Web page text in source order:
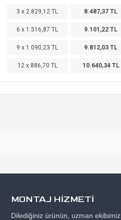
3 x 2.829,12 TL 8.487,37 TL
6 x 1.516,87 TL 9.101,22 TL
9 x 1.090,23 TL 9.812,03 TL
12 x 886,70 TL 10.640,34 TL
MONTAJ HİZMETİ
Dilediğiniz ürünün, uzman ekibimiz